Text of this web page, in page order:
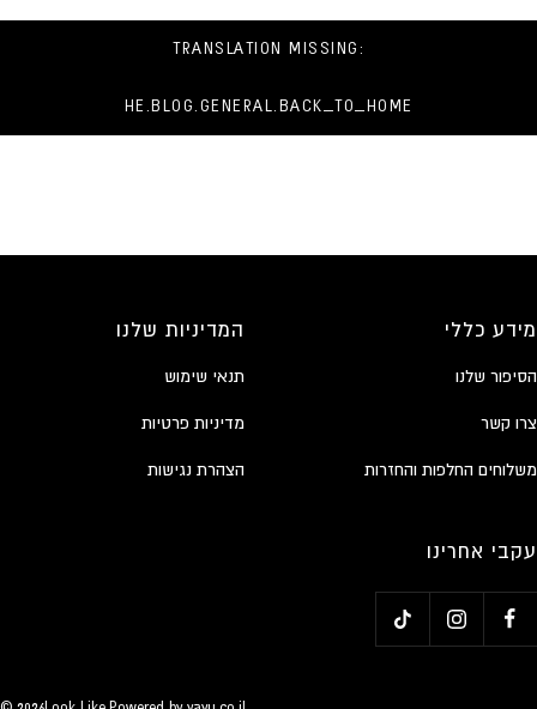
TRANSLATION MISSING:
HE.BLOG.GENERAL.BACK_TO_HOME
מידע כללי
הסיפור שלנו
צרו קשר
משלוחים החלפות והחזרות
המדיניות שלנו
תנאי שימוש
מדיניות פרטיות
הצהרת נגישות
עקבי אחרינו